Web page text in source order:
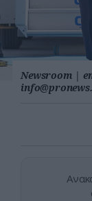
Newsroom |